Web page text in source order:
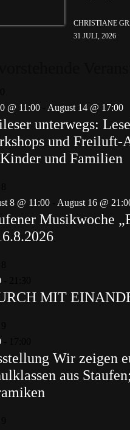
CHRISTIANE
31 JULI, 2026
@ 11:00
August 14 @ 17:00
unterwegs:
und Freiluft-
und Familien
8 @ 11:00
August 16 @
Musikwoche
MIT
Wir zeigen
aus Staufen;